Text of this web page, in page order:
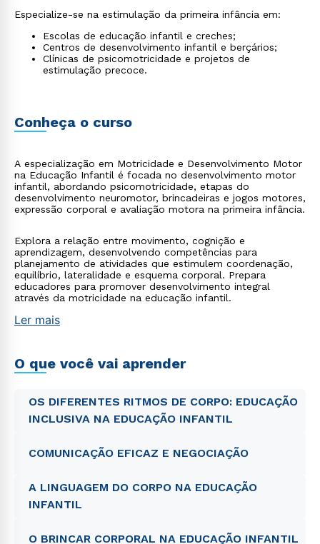
Especialize-se na estimulação da primeira infância em:
Escolas de educação infantil e creches;
Centros de desenvolvimento infantil e berçários;
Clínicas de psicomotricidade e projetos de
estimulação precoce.
Conheça o curso
A especialização em Motricidade e Desenvolvimento Motor
na Educação Infantil é focada no desenvolvimento motor
infantil, abordando psicomotricidade, etapas do
desenvolvimento neuromotor, brincadeiras e jogos motores,
expressão corporal e avaliação motora na primeira infância.
Explora a relação entre movimento, cognição e
aprendizagem, desenvolvendo competências para
planejamento de atividades que estimulem coordenação,
equilíbrio, lateralidade e esquema corporal. Prepara
educadores para promover desenvolvimento integral
através da motricidade na educação infantil.
Ler mais
O que você vai aprender
OS DIFERENTES RITMOS DE CORPO: EDUCAÇÃO
INCLUSIVA NA EDUCAÇÃO INFANTIL
COMUNICAÇÃO EFICAZ E NEGOCIAÇÃO
A LINGUAGEM DO CORPO NA EDUCAÇÃO
INFANTIL
O BRINCAR CORPORAL NA EDUCAÇÃO INFANTIL
WhatsApp